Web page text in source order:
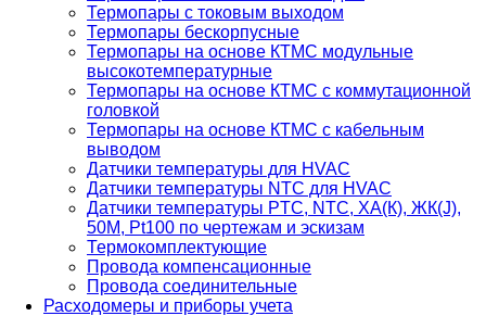
Термопары с токовым выходом
Термопары бескорпусные
Термопары на основе КТМС модульные
высокотемпературные
Термопары на основе КТМС с коммутационной
головкой
Термопары на основе КТМС с кабельным
выводом
Датчики температуры для HVAC
Датчики температуры NTC для HVAC
Датчики температуры PTС, NTC, ХА(К), ЖК(J),
50М, Pt100 по чертежам и эскизам
Термокомплектующие
Провода компенсационные
Провода соединительные
Расходомеры и приборы учета